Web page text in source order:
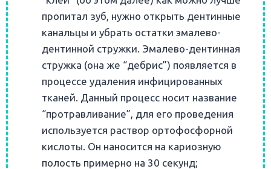
пропитал зуб, нужно открыть дентинные
канальцы и убрать остатки эмалево-
дентинной стружки. Эмалево-дентинная
стружка (она же “дебрис”) появляется в
процессе удаления инфицированных
тканей. Данный процесс носит название
“протравливание”, для его проведения
используется раствор ортофосфорной
кислоты. Он наносится на кариозную
полость примерно на 30 секунд;